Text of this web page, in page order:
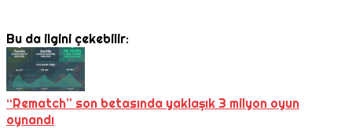
Bu da ilgini çekebilir:
“Rematch” son betasında yaklaşık 3 milyon oyun
oynandı